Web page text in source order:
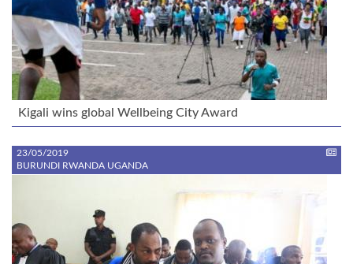
Kigali wins global Wellbeing City Award
23/05/2019
BURUNDI RWANDA UGANDA